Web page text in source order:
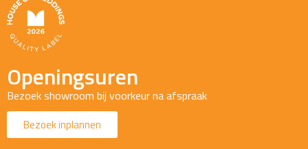
Openingsuren
Bezoek showroom bij voorkeur na afspraak
Bezoek inplannen